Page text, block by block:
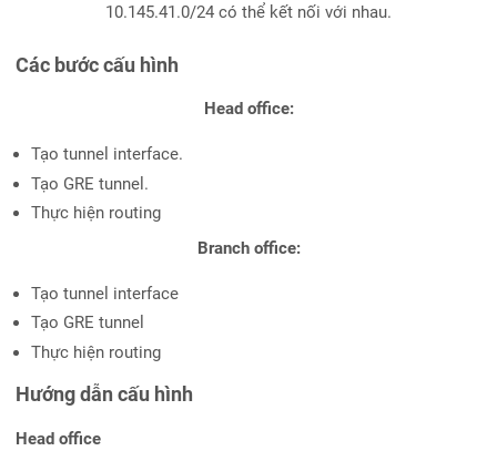
10.145.41.0/24 có thể kết nối với nhau.
Các bước cấu hình
Head office:
Tạo tunnel interface.
Tạo GRE tunnel.
Thực hiện routing
Branch office:
Tạo tunnel interface
Tạo GRE tunnel
Thực hiện routing
Hướng dẫn cấu hình
Head office